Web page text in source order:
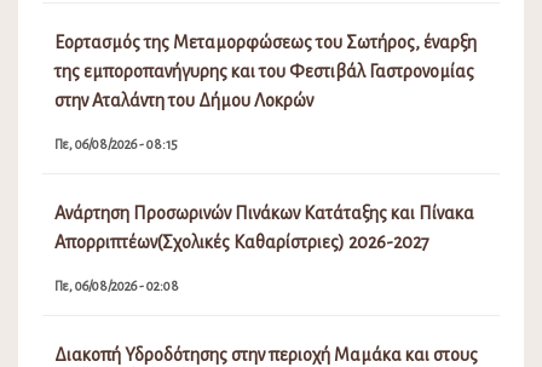
Εορτασμός της Μεταμορφώσεως του Σωτήρος, έναρξη
της εμποροπανήγυρης και του Φεστιβάλ Γαστρονομίας
στην Αταλάντη του Δήμου Λοκρών
Πε, 06/08/2026 - 08:15
Ανάρτηση Προσωρινών Πινάκων Κατάταξης και Πίνακα
Απορριπτέων(Σχολικές Καθαρίστριες) 2026-2027
Πε, 06/08/2026 - 02:08
Διακοπή Υδροδότησης στην περιοχή Μαμάκα και στους